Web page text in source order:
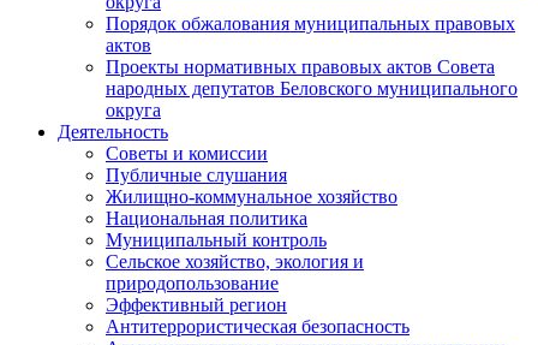
Порядок обжалования муниципальных правовых
актов
Проекты нормативных правовых актов Совета
народных депутатов Беловского муниципального
округа
Деятельность
Советы и комиссии
Публичные слушания
Жилищно-коммунальное хозяйство
Национальная политика
Муниципальный контроль
Сельское хозяйство, экология и
природопользование
Эффективный регион
Антитеррористическая безопасность